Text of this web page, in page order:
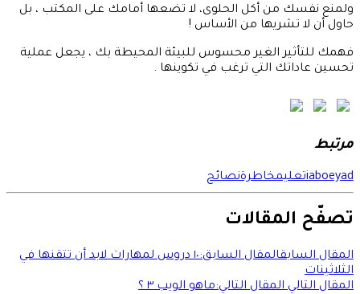
ولمنع نفسك من أكل الحلوى، لا تضعها أمامك على المكتب ، بل
حاول أن لا تشريها من الأساس !
فهمك للتأثير الغير محسوس للبيئة المحيطة بك ، يجعل عملية
تحسين عاداتك التي ترغب في تكوينها .
مرتبط
iaboeyadتعليمخاطرةنصائح
تصفّح المقالات
المقال السابقالمقال السابق: ١٠ دروس لمهارات لابد أن تتقنها في
الثلاثينات
المقال التالي المقال التالي:ماهو الويب ٣ ؟